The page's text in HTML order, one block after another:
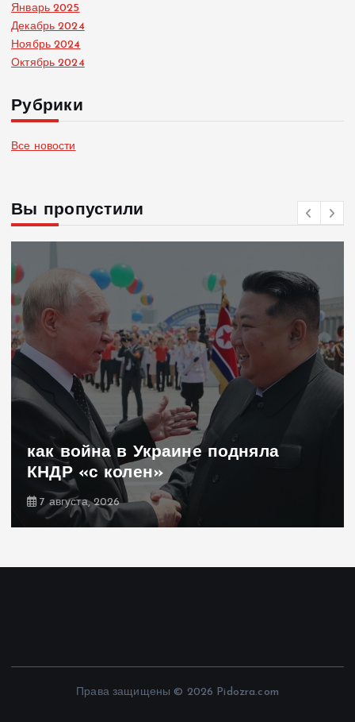
Январь 2025
Декабрь 2024
Ноябрь 2024
Октябрь 2024
Рубрики
Все новости
Вы пропустили
как война в Украине подняла
КНДР «с колен»
7 августа, 2026
Права защищены © 2026 Pidozra.com